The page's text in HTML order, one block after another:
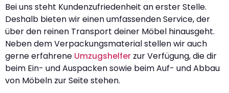
Bei uns steht Kundenzufriedenheit an erster Stelle.
Deshalb bieten wir einen umfassenden Service, der
über den reinen Transport deiner Möbel hinausgeht.
Neben dem Verpackungsmaterial stellen wir auch
gerne erfahrene Umzugshelfer zur Verfügung, die dir
beim Ein- und Auspacken sowie beim Auf- und Abbau
von Möbeln zur Seite stehen.